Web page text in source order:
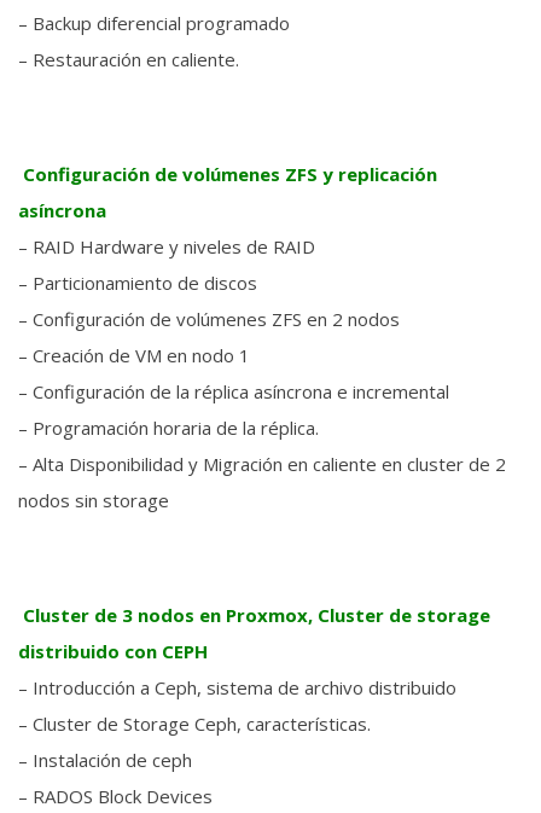
– Backup diferencial programado
– Restauración en caliente.
Configuración de volúmenes ZFS y replicación
asíncrona
– RAID Hardware y niveles de RAID
– Particionamiento de discos
– Configuración de volúmenes ZFS en 2 nodos
– Creación de VM en nodo 1
– Configuración de la réplica asíncrona e incremental
– Programación horaria de la réplica.
– Alta Disponibilidad y Migración en caliente en cluster de 2
nodos sin storage
Cluster de 3 nodos en Proxmox, Cluster de storage
distribuido con CEPH
– Introducción a Ceph, sistema de archivo distribuido
– Cluster de Storage Ceph, características.
– Instalación de ceph
– RADOS Block Devices